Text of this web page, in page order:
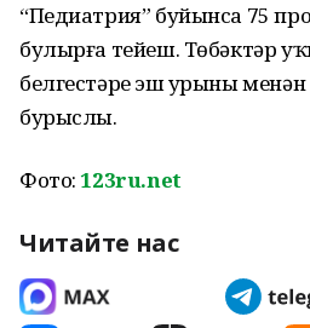
“Педиатрия” буйынса 75
булырға тейеш. Төбәктәр
белгестәрҙе эш урыны
бурыслы.
Фото: 123ru.net
Читайте нас